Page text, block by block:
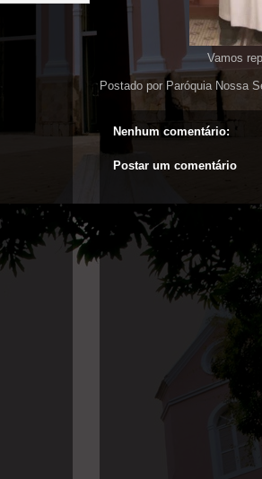
Vamos
Postado por Paróquia Nossa
Nenhum comentário:
Postar um comentário